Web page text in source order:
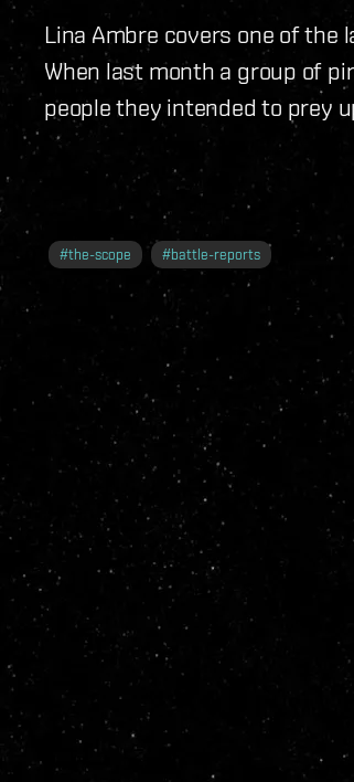
Lina Ambre covers one of the
When last month a group of
people they intended to prey
#the-scope #battle-reports